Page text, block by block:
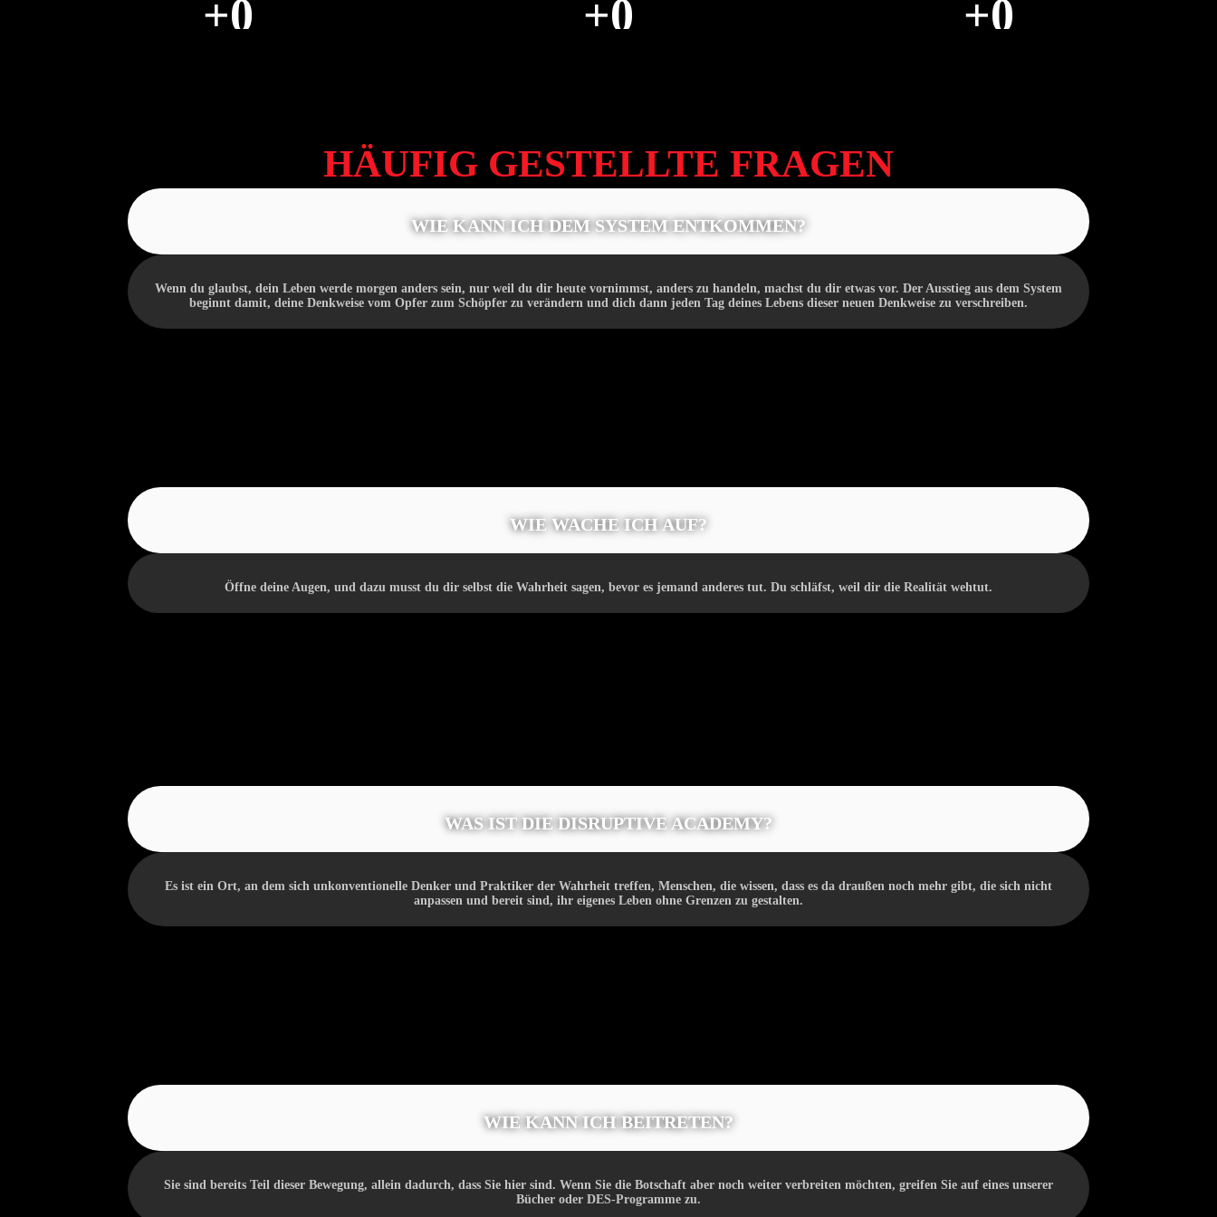
+0 +0 +0
HÄUFIG GESTELLTE FRAGEN
WIE KANN ICH DEM SYSTEM ENTKOMMEN?
Wenn du glaubst, dein Leben werde morgen anders sein, nur weil du dir heute vornimmst, anders zu handeln, machst du dir etwas vor. Der Ausstieg aus dem System
beginnt damit, deine Denkweise vom Opfer zum Schöpfer zu verändern und dich dann jeden Tag deines Lebens dieser neuen Denkweise zu verschreiben.
WIE WACHE ICH AUF?
Öffne deine Augen, und dazu musst du dir selbst die Wahrheit sagen, bevor es jemand anderes tut. Du schläfst, weil dir die Realität wehtut.
WAS IST DIE DISRUPTIVE ACADEMY?
Es ist ein Ort, an dem sich unkonventionelle Denker und Praktiker der Wahrheit treffen, Menschen, die wissen, dass es da draußen noch mehr gibt, die sich nicht
anpassen und bereit sind, ihr eigenes Leben ohne Grenzen zu gestalten.
WIE KANN ICH BEITRETEN?
Sie sind bereits Teil dieser Bewegung, allein dadurch, dass Sie hier sind. Wenn Sie die Botschaft aber noch weiter verbreiten möchten, greifen Sie auf eines unserer
Bücher oder DES-Programme zu.